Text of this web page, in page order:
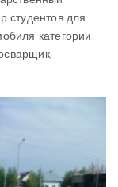
студентов для
категории